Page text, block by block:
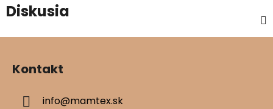
Diskusia
Z
Kontakt
info@mamtex.sk